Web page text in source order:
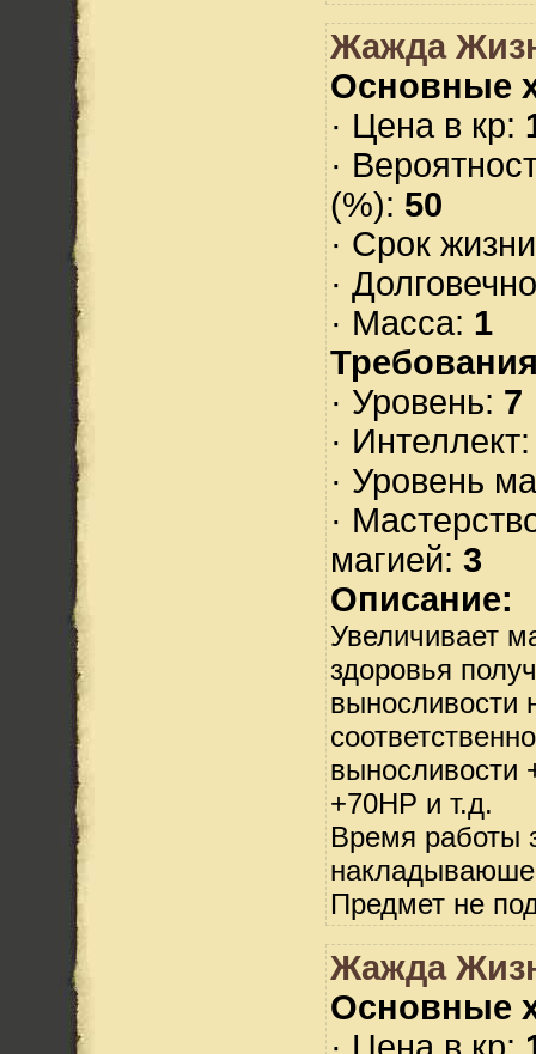
Жажда
Основные
· Цена в кр:
·
(%): 50
· Срок
·
· Масса: 1
· Уровень: 7
·
· Уровень
·
магией: 3
Описание:
Увеличивает
здоровья
выносливости
выносливости
+70HP и т.д.
Время работы
Предмет не
Жажда
Основные